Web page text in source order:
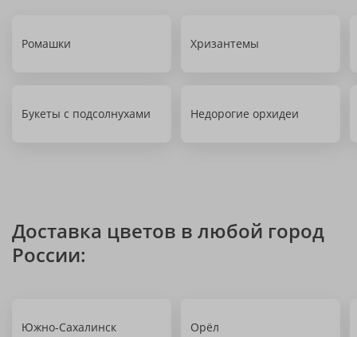
Ромашки Хризантемы
Букеты с подсолнухами Недорогие орхидеи
Доставка цветов в любой город
России:
Южно-Сахалинск Орёл